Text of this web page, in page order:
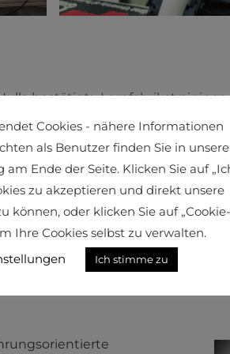
bestätigt:
und erarbeitet, sind signifikant
vermittelt werden Awareness
Agilität außerdem
ferner (digitale) Services
in Bereichen hoher Volatilität
sowohl intern betreffs der
oder Kundenbindung im
Cookies - nähere Informationen
als Benutzer finden Sie in
Ende der Seite. Klicken Sie auf
zu akzeptieren und direkt unsere
können, oder klicken Sie auf „Cookie-
Ihre Cookies selbst zu verwalten.
Ich stimme zu